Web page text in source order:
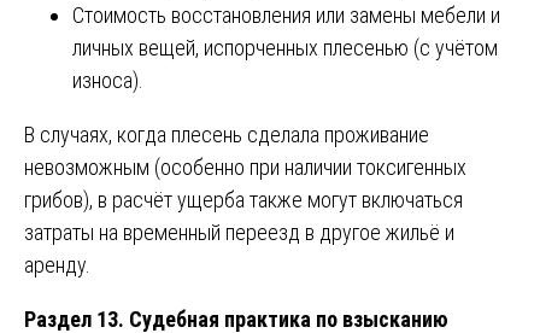
Стоимость восстановления или замены мебели и
личных вещей, испорченных плесенью (с учётом
износа).
В случаях, когда плесень сделала проживание
невозможным (особенно при наличии токсигенных
грибов), в расчёт ущерба также могут включаться
затраты на временный переезд в другое жильё и
аренду.
Раздел 13. Судебная практика по взысканию